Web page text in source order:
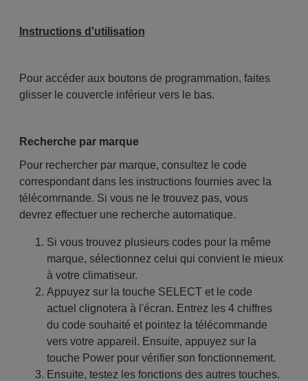
Instructions d'utilisation
Pour accéder aux boutons de programmation, faites
glisser le couvercle inférieur vers le bas.
Recherche par marque
Pour rechercher par marque, consultez le code
correspondant dans les instructions fournies avec la
télécommande. Si vous ne le trouvez pas, vous
devrez effectuer une recherche automatique.
Si vous trouvez plusieurs codes pour la même
marque, sélectionnez celui qui convient le mieux
à votre climatiseur.
Appuyez sur la touche SELECT et le code
actuel clignotera à l'écran. Entrez les 4 chiffres
du code souhaité et pointez la télécommande
vers votre appareil. Ensuite, appuyez sur la
touche Power pour vérifier son fonctionnement.
Ensuite, testez les fonctions des autres touches.